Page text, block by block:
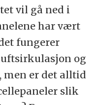
vil gå ned i
har vært
fungerer
og
er det alltid
slik